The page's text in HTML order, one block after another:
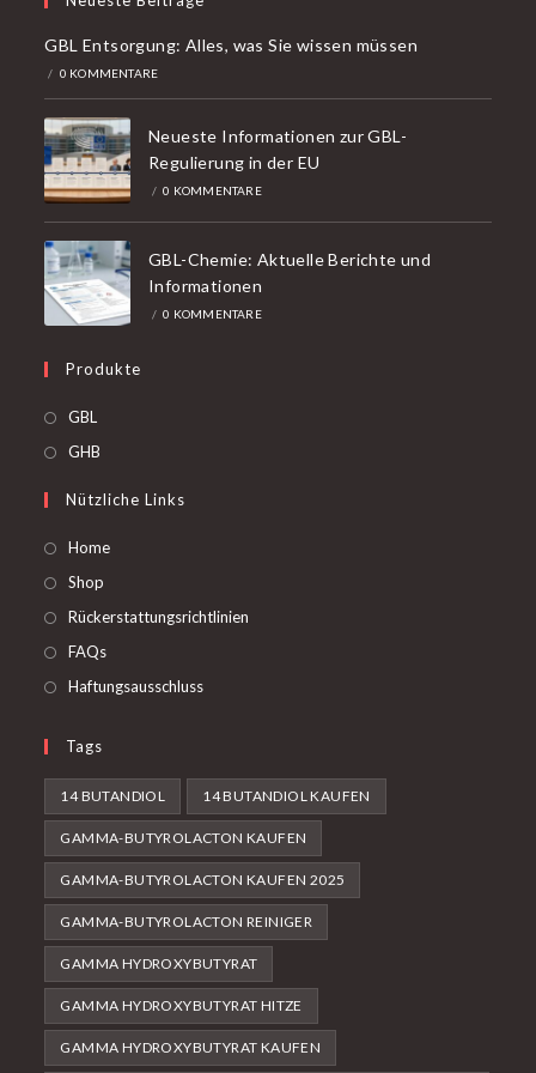
GBL Entsorgung: Alles, was Sie wissen müssen
/ 0 KOMMENTARE
Neueste Informationen zur GBL-
Regulierung in der EU
/ 0 KOMMENTARE
GBL-Chemie: Aktuelle Berichte und
Informationen
/ 0 KOMMENTARE
Produkte
GBL
in
neuen
GHB
einer
neuen
Nützliche Links
Home
Shop
Rückerstattungsrichtlinien
FAQs
Haftungsausschluss
Tags
14 BUTANDIOL 14 BUTANDIOL KAUFEN
GAMMA-BUTYROLACTON KAUFEN
GAMMA-BUTYROLACTON KAUFEN 2025
GAMMA-BUTYROLACTON REINIGER
GAMMA HYDROXYBUTYRAT
GAMMA HYDROXYBUTYRAT HITZE
GAMMA HYDROXYBUTYRAT KAUFEN